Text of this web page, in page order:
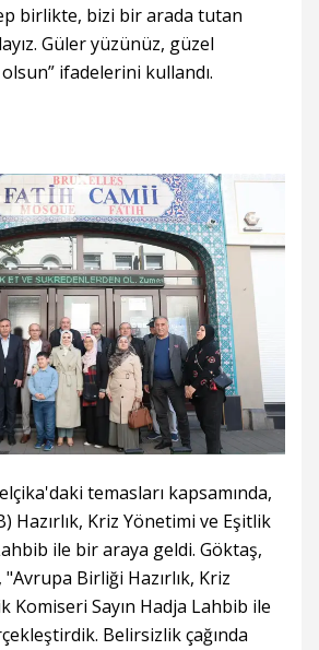
birlikte, bizi bir arada tutan
Güler yüzünüz, güzel
ifadelerini kullandı.
temasları kapsamında,
Hazırlık, Kriz Yönetimi ve Eşitlik
ile bir araya geldi. Göktaş,
Birliği Hazırlık, Kriz
Komiseri Sayın Hadja Lahbib ile
Belirsizlik çağında